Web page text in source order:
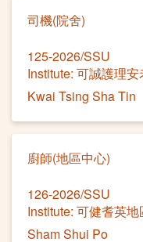
司機(院舍)
125-2026/SSU
Institute: 可誠護理安
Kwai Tsing Sha Tin
廚師(地區中心)
126-2026/SSU
Institute: 可健耆英
Sham Shui Po